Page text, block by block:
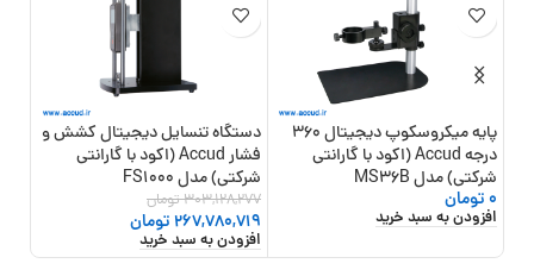
پایه میکروسکوپ دیجیتال 360
درجه Accud (اکود با گارانتی
شرکتی) مدل MS36B
0تومان
افزودن به سبد خرید
دستگاه تنسایل دیجیتال کشش و
فشار Accud (اکود با گارانتی
شرکتی) مدل FS1000
303,128,277تومان
267,780,719تومان
افزودن به سبد خرید